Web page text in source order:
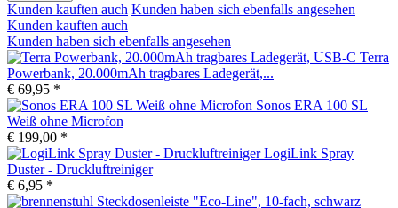
Kunden kauften auch Kunden haben sich ebenfalls angesehen
Kunden kauften auch
Kunden haben sich ebenfalls angesehen
Terra
Powerbank, 20.000mAh tragbares Ladegerät,...
€ 69,95 *
Sonos ERA 100 SL
Weiß ohne Microfon
€ 199,00 *
LogiLink Spray
Duster - Druckluftreiniger
€ 6,95 *